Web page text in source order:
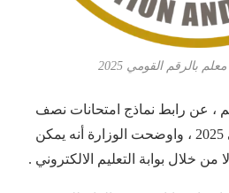
بالرقم القومي 2025
، عن رابط نماذج امتحانات نصف
العام للصف الرابع الابتدائي 2025 ، واوضحت الوزارة أنه يمكن
من خلال بوابة التعليم الالكتروني .